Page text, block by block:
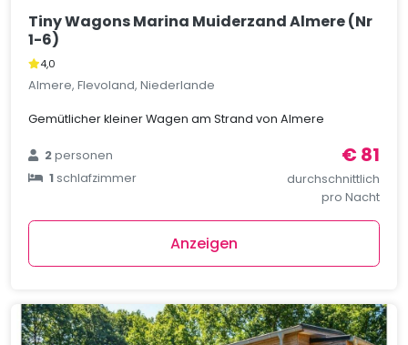
Tiny Wagons Marina Muiderzand Almere (Nr
1-6)
4,0
Almere, Flevoland, Niederlande
Gemütlicher kleiner Wagen am Strand von Almere
2personen
1schlafzimmer
€ 81
durchschnittlich
pro Nacht
Anzeigen